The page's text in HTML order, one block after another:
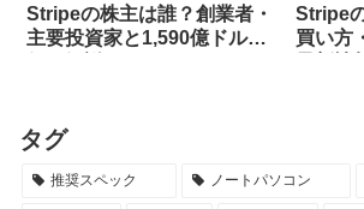
Stripeの株主は誰？創業者・
主要投資家と1,590億ドル評
Stripe
買い方
タグ
推奨スペック ノートパソコン